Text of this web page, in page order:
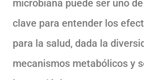
microbiana puede ser uno
clave para entender los
para la salud, dada la
mecanismos metabólicos y